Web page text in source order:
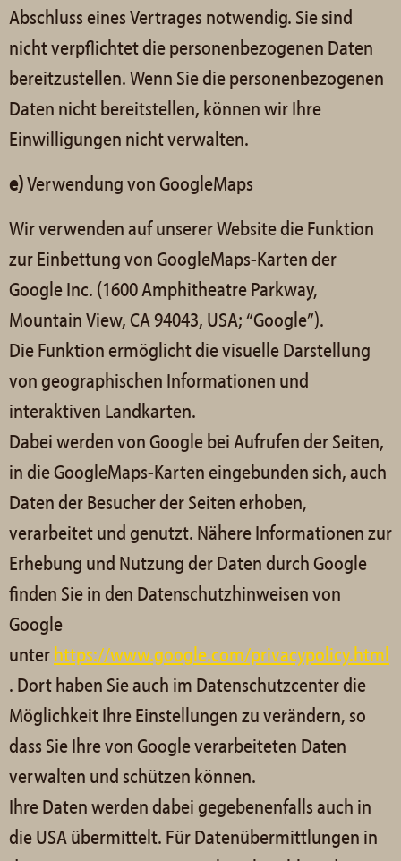
Abschluss eines Vertrages notwendig. Sie sind
nicht verpflichtet die personenbezogenen Daten
bereitzustellen. Wenn Sie die personenbezogenen
Daten nicht bereitstellen, können wir Ihre
Einwilligungen nicht verwalten.
e)Verwendung von GoogleMaps
Wir verwenden auf unserer Website die Funktion
zur Einbettung von GoogleMaps-Karten der
Google Inc. (1600 Amphitheatre Parkway,
Mountain View, CA 94043, USA; “Google”).
Die Funktion ermöglicht die visuelle Darstellung
von geographischen Informationen und
interaktiven Landkarten.
Dabei werden von Google bei Aufrufen der Seiten,
in die GoogleMaps-Karten eingebunden sich, auch
Daten der Besucher der Seiten erhoben,
verarbeitet und genutzt. Nähere Informationen zur
Erhebung und Nutzung der Daten durch Google
finden Sie in den Datenschutzhinweisen von
Google
unter https://www.google.com/privacypolicy.html
. Dort haben Sie auch im Datenschutzcenter die
Möglichkeit Ihre Einstellungen zu verändern, so
dass Sie Ihre von Google verarbeiteten Daten
verwalten und schützen können.
Ihre Daten werden dabei gegebenenfalls auch in
die USA übermittelt. Für Datenübermittlungen in